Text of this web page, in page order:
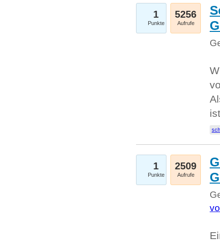
1
Punkte
5256
Aufrufe
1
Punkte
2509
Aufrufe